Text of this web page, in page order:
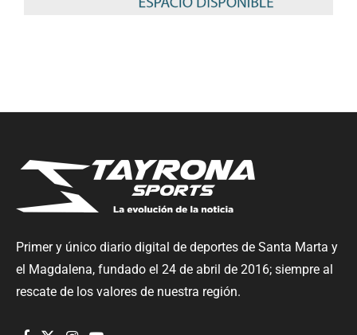
Primer y único diario digital de deportes de Santa Marta y
el Magdalena, fundado el 24 de abril de 2016; siempre al
rescate de los valores de nuestra región.